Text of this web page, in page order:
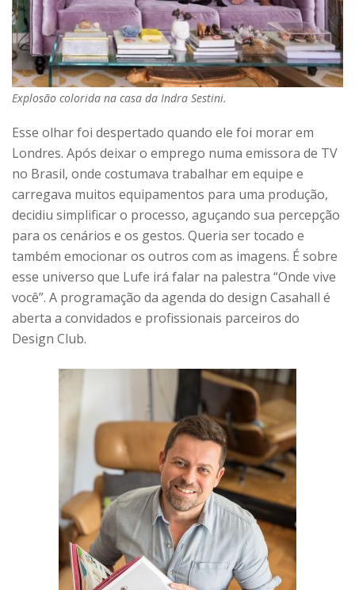
Explosão colorida na casa da Indra Sestini.
Esse olhar foi despertado quando ele foi morar em
Londres. Após deixar o emprego numa emissora de TV
no Brasil, onde costumava trabalhar em equipe e
carregava muitos equipamentos para uma produção,
decidiu simplificar o processo, aguçando sua percepção
para os cenários e os gestos. Queria ser tocado e
também emocionar os outros com as imagens. É sobre
esse universo que Lufe irá falar na palestra “Onde vive
você”. A programação da agenda do design Casahall é
aberta a convidados e profissionais parceiros do
Design Club.